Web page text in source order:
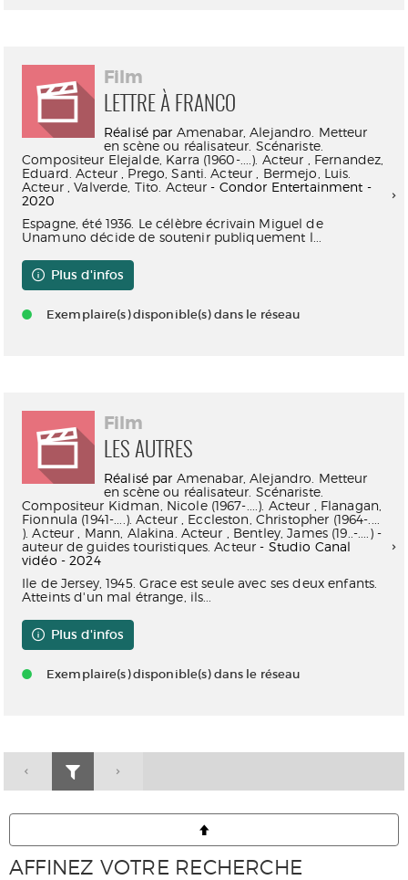
Film
LETTRE À FRANCO
Réalisé par Amenabar, Alejandro. Metteur
en scène ou réalisateur. Scénariste.
Compositeur Elejalde, Karra (1960-....). Acteur
Fernandez,
Eduard. Acteur, Prego, Santi. Acteur
Bermejo, Luis.
Acteur,Valverde, Tito. Acteur - Condor Entertainment -
2020
Espagne, été 1936. Le célèbre écrivain Miguel de
Unamuno décide de soutenir publiquement l...
Plus d'infos
Exemplaire(s) disponible(s) dans le réseau
Film
LES AUTRES
Réalisé par Amenabar, Alejandro. Metteur
en scène ou réalisateur. Scénariste.
Compositeur Kidman, Nicole (1967-....). Acteur
Flanagan,
Fionnula (1941-....). Acteur, Eccleston, Christopher (1964-....
). Acteur
Mann, Alakina. Acteur
Bentley, James (19..-....) -
auteur de guides touristiques. Acteur - Studio Canal
vidéo - 2024
Ile de Jersey, 1945. Grace est seule avec ses deux enfants.
Atteints d'un mal étrange, ils...
Plus d'infos
Exemplaire(s) disponible(s) dans le réseau
AFFINEZ VOTRE RECHERCHE